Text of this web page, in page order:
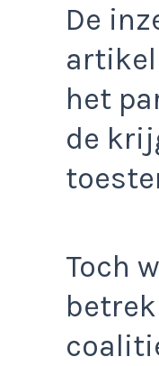
De
het
de
Toch